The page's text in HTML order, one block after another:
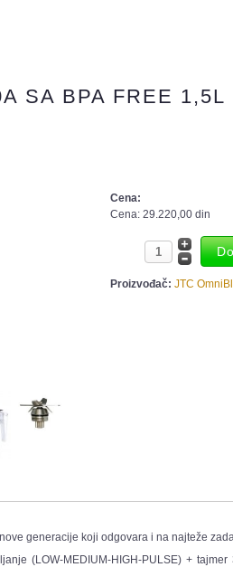
SA BPA FREE 1,5L
Cena:
Cena: 29.220,00 din
Proizvođač: JTC
generacije koji odgovara i na najteže
(LOW-MEDIUM-HIGH-PULSE) + tajmer